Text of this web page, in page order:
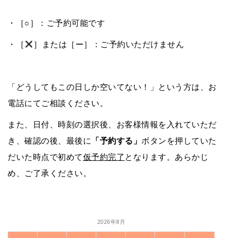
・［○］：ご予約可能です
・［
］または［ー］：ご予約いただけません
「どうしてもこの日しか空いてない！」という方は、お
電話にてご相談ください。
また、日付、時刻の選択後、お客様情報を入れていただ
き、確認の後、最後に 「予約する」 ボタンを押していた
だいた時点で初めて仮予約完了となります。あらかじ
め、ご了承ください。
2026年8月